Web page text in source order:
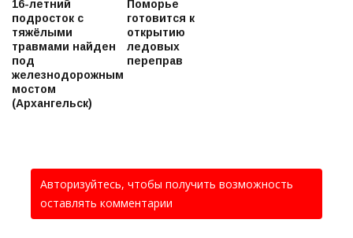
16-летний
подросток с
тяжёлыми
травмами найден
под
железнодорожным
мостом
(Архангельск)
Поморье
готовится к
открытию
ледовых
переправ
Авторизуйтесь, чтобы получить возможность
оставлять комментарии